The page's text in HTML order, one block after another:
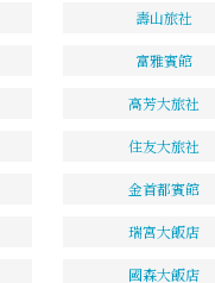
壽山旅社
富雅賓館
高芳大旅社
住友大旅社
金首都賓館
瑞宮大飯店
國森大飯店